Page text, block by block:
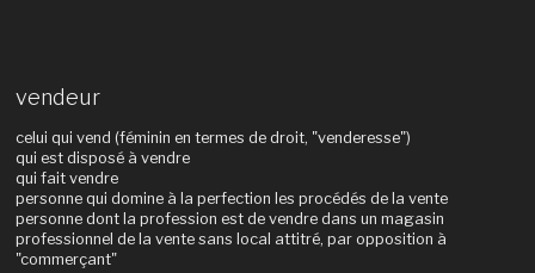
vendeur
celui qui vend (féminin en termes de droit, "venderesse")
qui est disposé à vendre
qui fait vendre
personne qui domine à la perfection les procédés de la vente
personne dont la profession est de vendre dans un magasin
professionnel de la vente sans local attitré, par opposition à
"commerçant"